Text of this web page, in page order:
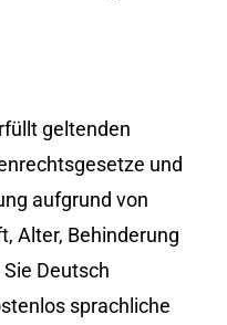
geltenden
und
aufgrund von
Alter, Behinderung
Deutsch
sprachliche